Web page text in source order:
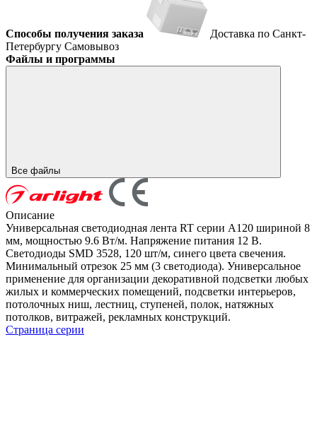
Способы получения заказа
Доставка по Санкт-
Петербургу Самовывоз
Файлы и программы
Все файлы
Описание
Универсальная светодиодная лента RT серии A120 шириной 8
мм, мощностью 9.6 Вт/м. Напряжение питания 12 В.
Светодиоды SMD 3528, 120 шт/м, синего цвета свечения.
Минимальный отрезок 25 мм (3 светодиода). Универсальное
применение для организации декоративной подсветки любых
жилых и коммерческих помещений, подсветки интерьеров,
потолочных ниш, лестниц, ступеней, полок, натяжных
потолков, витражей, рекламных конструкций.
Страница серии